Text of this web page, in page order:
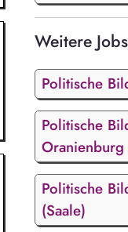
Weitere
Politische
Politische
Oranienburg
Politische
(Saale)